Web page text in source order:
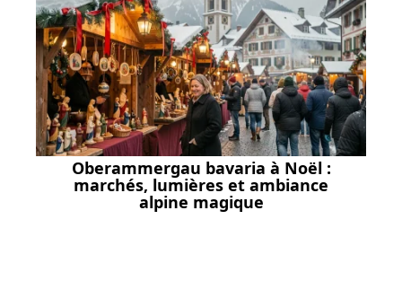
Oberammergau bavaria à Noël :
marchés, lumières et ambiance
alpine magique